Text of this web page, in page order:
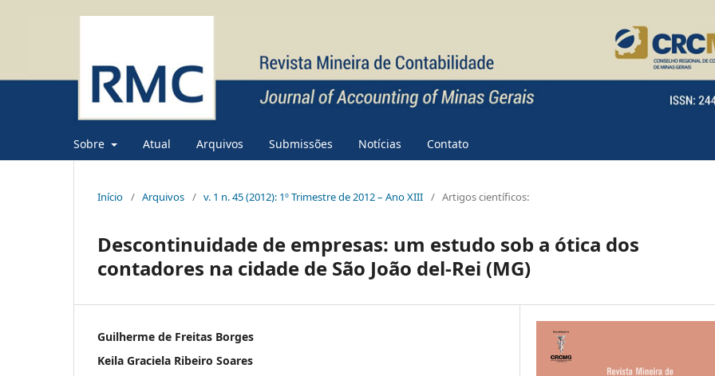
Sobre Atual Arquivos Submissões Notícias Contato
Início / Arquivos / v. 1 n. 45 (2012): 1º Trimestre de 2012 – Ano XIII / Artigos científicos:
Descontinuidade de empresas: um estudo sob a ótica dos
contadores na cidade de São João del-Rei (MG)
Guilherme de Freitas Borges
Keila Graciela Ribeiro Soares